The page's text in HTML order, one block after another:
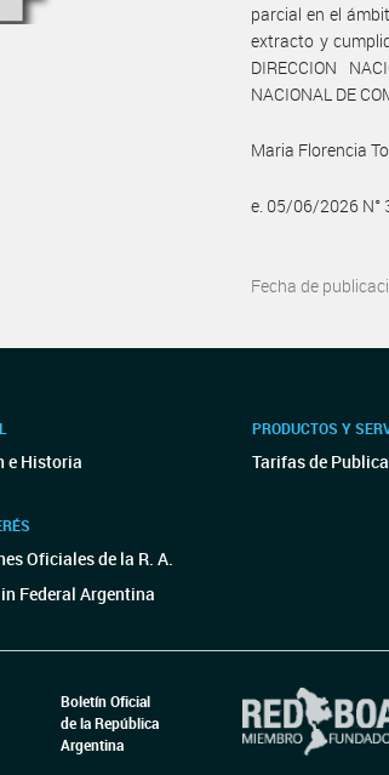
parcial en el
extracto y
DIRECCION
NACIONAL DE
Maria Florencia
e. 05/06/2026
Fecha de
e Historia
Oficiales de la R. A.
Federal Argentina
PRODUCTOS Y
Tarifas de
Boletín Oficial
de la República
Argentina